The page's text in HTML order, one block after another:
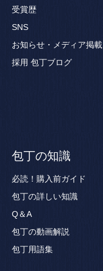
受賞歴
SNS
お知らせ・メディア掲載
採用 包丁ブログ
包丁の知識
必読！購入前ガイド
包丁の詳しい知識
Q＆A
包丁の動画解説
包丁用語集